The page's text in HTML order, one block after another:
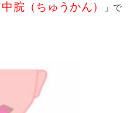
中脘（ちゅうかん）
」で